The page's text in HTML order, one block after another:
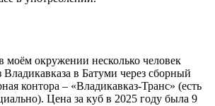
моём окружении несколько человек
в Батуми через сборный
контора – «Владикавказ-Транс» (есть
Цена за куб в 2025 году была 9